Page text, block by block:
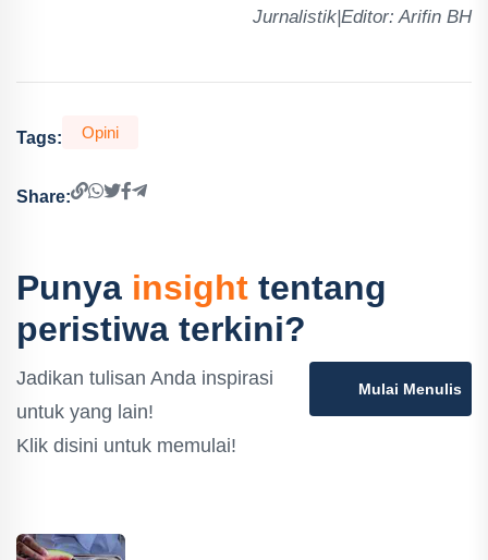
Jurnalistik|Editor: Arifin BH
Tags: Opini
Share:
Punya insight tentang
peristiwa terkini?
Jadikan tulisan Anda inspirasi
untuk yang lain!
Klik disini untuk memulai!
Mulai Menulis